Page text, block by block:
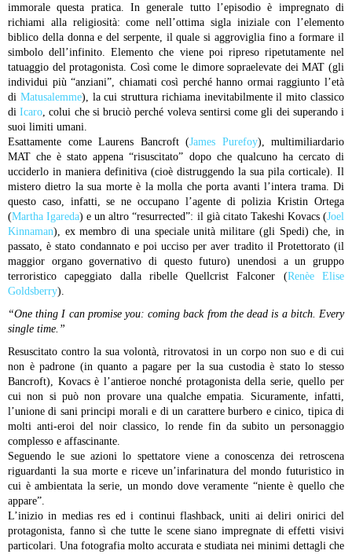
immorale questa pratica. In generale tutto l’episodio è impregnato di
richiami alla religiosità: come nell’ottima sigla iniziale con l’elemento
biblico della donna e del serpente, il quale si aggroviglia fino a formare il
simbolo dell’infinito. Elemento che viene poi ripreso ripetutamente nel
tatuaggio del protagonista. Così come le dimore sopraelevate dei MAT (gli
individui più “anziani”, chiamati così perché hanno ormai raggiunto l’età
di Matusalemme), la cui struttura richiama inevitabilmente il mito classico
diIcaro, colui che si bruciò perché voleva sentirsi come gli dei superando i
suoi limiti umani.
Esattamente come Laurens Bancroft (James Purefoy), multimiliardario
MAT che è stato appena “risuscitato” dopo che qualcuno ha cercato di
ucciderlo in maniera definitiva (cioè distruggendo la sua pila corticale). Il
mistero dietro la sua morte è la molla che porta avanti l’intera trama. Di
questo caso, infatti, se ne occupano l’agente di polizia Kristin Ortega
(Martha Igareda) e un altro “resurrected”: il già citato Takeshi Kovacs (Joel
Kinnaman), ex membro di una speciale unità militare (gli Spedi) che, in
passato, è stato condannato e poi ucciso per aver tradito il Protettorato (il
maggior organo governativo di questo futuro) unendosi a un gruppo
terroristico capeggiato dalla ribelle Quellcrist Falconer (Renèe Elise
Goldsberry).
“One thing I can promise you: coming back from the dead is a bitch. Every
single time.”
Resuscitato contro la sua volontà, ritrovatosi in un corpo non suo e di cui
non è padrone (in quanto a pagare per la sua custodia è stato lo stesso
Bancroft), Kovacs è l’antieroe nonché protagonista della serie, quello per
cui non si può non provare una qualche empatia. Sicuramente, infatti,
l’unione di sani principi morali e di un carattere burbero e cinico, tipica di
molti anti-eroi del noir classico, lo rende fin da subito un personaggio
complesso e affascinante.
Seguendo le sue azioni lo spettatore viene a conoscenza dei retroscena
riguardanti la sua morte e riceve un’infarinatura del mondo futuristico in
cui è ambientata la serie, un mondo dove veramente “niente è quello che
appare”.
L’inizio in medias res ed i continui flashback, uniti ai deliri onirici del
protagonista, fanno sì che tutte le scene siano impregnate di effetti visivi
particolari. Una fotografia molto accurata e studiata nei minimi dettagli che